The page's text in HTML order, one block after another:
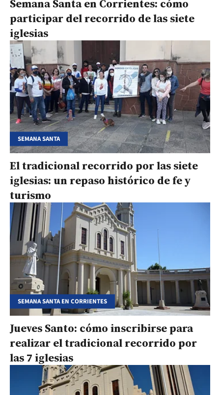
Semana Santa en Corrientes: cómo
participar del recorrido de las siete
iglesias
SEMANA SANTA
El tradicional recorrido por las siete
iglesias: un repaso histórico de fe y
turismo
SEMANA SANTA EN CORRIENTES
Jueves Santo: cómo inscribirse para
realizar el tradicional recorrido por
las 7 iglesias